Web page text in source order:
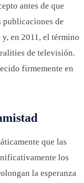
antes de que
publicaciones de
en 2011, el término
de televisión.
firmemente en
que las
los
la esperanza